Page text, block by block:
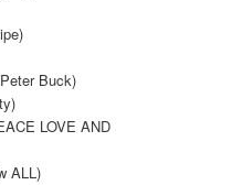
Buck)
LOVE AND
ALL)